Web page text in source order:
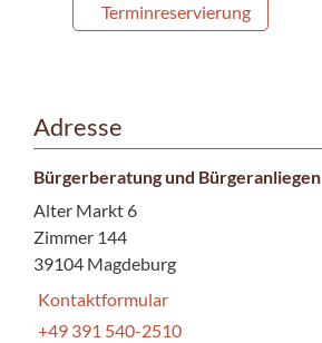
Terminreservierung
Adresse
Bürgerberatung und Bürgeranliegen
Alter Markt 6
Zimmer 144
39104 Magdeburg
Kontaktformular
+49 391 540-2510